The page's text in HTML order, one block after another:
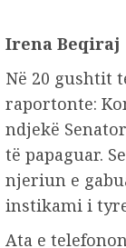
Irena Beqiraj
Në 20 gushtit
raportonte:
ndjekë
të papaguar.
njeriun e
instikami i
Ata e